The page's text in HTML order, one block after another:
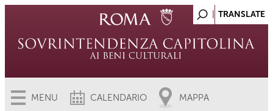
MENU CALENDARIO MAPPA